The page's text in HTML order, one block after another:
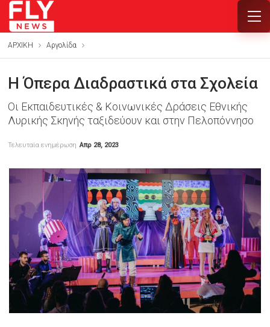
ΑΡΧΙΚΗ Αργολίδα
Η Όπερα Διαδραστικά στα Σχολεία
Οι Εκπαιδευτικές & Κοινωνικές Δράσεις Εθνικής
Λυρικής Σκηνής ταξιδεύουν και στην Πελοπόννησο
Τελευταία ενημέρωση Απρ 28, 2023